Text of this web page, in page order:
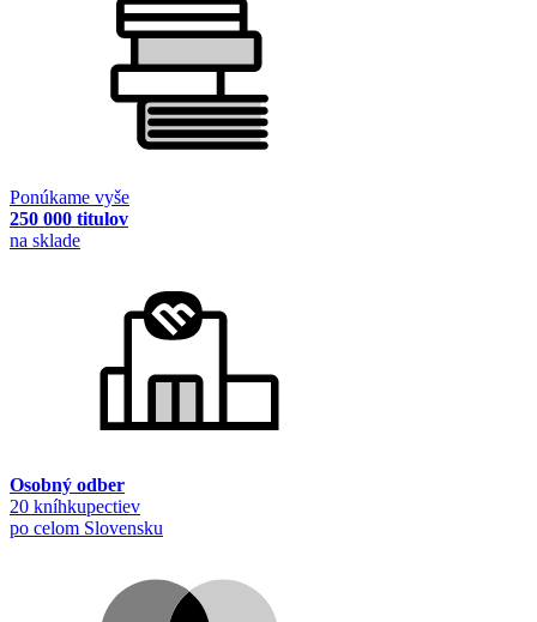
Ponúkame vyše
250 000 titulov
na sklade
Osobný odber
20 kníhkupectiev
po celom Slovensku